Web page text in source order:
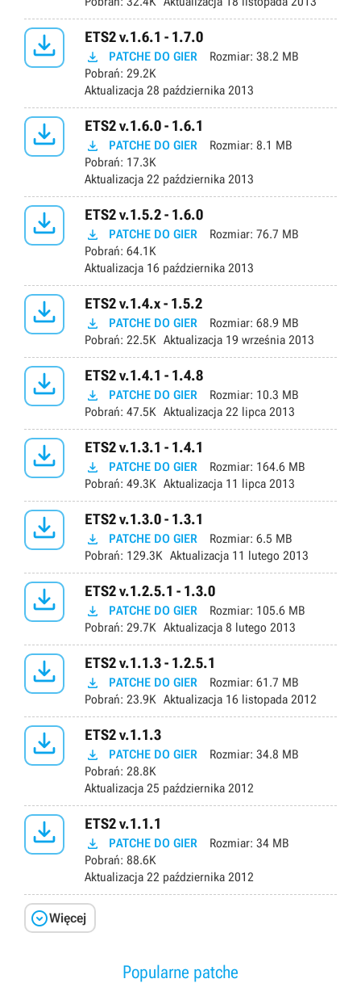
 ETS2 v.1.6.1 - 1.7.0
 PATCHE DO GIER Rozmiar: 38.2 MB
Pobrań: 29.2K
Aktualizacja 28 października 2013
 ETS2 v.1.6.0 - 1.6.1
 PATCHE DO GIER Rozmiar: 8.1 MB
Pobrań: 17.3K
Aktualizacja 22 października 2013
 ETS2 v.1.5.2 - 1.6.0
 PATCHE DO GIER Rozmiar: 76.7 MB
Pobrań: 64.1K
Aktualizacja 16 października 2013
 ETS2 v.1.4.x - 1.5.2
 PATCHE DO GIER Rozmiar: 68.9 MB
Pobrań: 22.5K Aktualizacja 19 września 2013
 ETS2 v.1.4.1 - 1.4.8
 PATCHE DO GIER Rozmiar: 10.3 MB
Pobrań: 47.5K Aktualizacja 22 lipca 2013
 ETS2 v.1.3.1 - 1.4.1
 PATCHE DO GIER Rozmiar: 164.6 MB
Pobrań: 49.3K Aktualizacja 11 lipca 2013
 ETS2 v.1.3.0 - 1.3.1
 PATCHE DO GIER Rozmiar: 6.5 MB
Pobrań: 129.3K Aktualizacja 11 lutego 2013
 ETS2 v.1.2.5.1 - 1.3.0
 PATCHE DO GIER Rozmiar: 105.6 MB
Pobrań: 29.7K Aktualizacja 8 lutego 2013
 ETS2 v.1.1.3 - 1.2.5.1
 PATCHE DO GIER Rozmiar: 61.7 MB
Pobrań: 23.9K Aktualizacja 16 listopada 2012
 ETS2 v.1.1.3
 PATCHE DO GIER Rozmiar: 34.8 MB
Pobrań: 28.8K
Aktualizacja 25 października 2012
 ETS2 v.1.1.1
 PATCHE DO GIER Rozmiar: 34 MB
Pobrań: 88.6K
Aktualizacja 22 października 2012
Więcej
Popularne patche